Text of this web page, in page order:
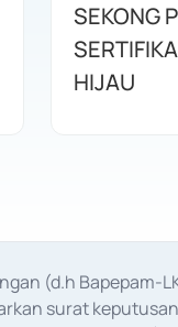
SEKONG
HIJAU
(d.h Bapepam-
surat